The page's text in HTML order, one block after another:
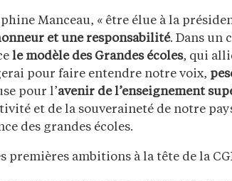
Manceau, « être élue à la
et une responsabilité. Dans un
le modèle des Grandes écoles, qui
pour faire entendre notre voix,
pour l’avenir de l’enseignement
et de la souveraineté de notre
des grandes écoles.
premières ambitions à la tête de la